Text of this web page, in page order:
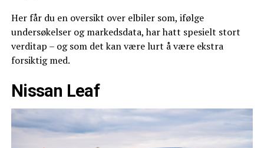
Her får du en oversikt over elbiler som, ifølge
undersøkelser og markedsdata, har hatt spesielt stort
verditap – og som det kan være lurt å være ekstra
forsiktig med.
Nissan Leaf